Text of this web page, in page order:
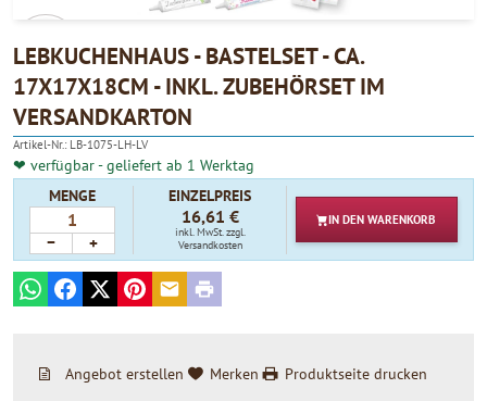
4.90
LEBKUCHENHAUS - BASTELSET - CA.
17X17X18CM - INKL. ZUBEHÖRSET IM
VERSANDKARTON
Artikel-Nr.: LB-1075-LH-LV
❤ verfügbar - geliefert ab 1 Werktag
MENGE
− +
EINZELPREIS
16,61 €
inkl. MwSt.zzgl.
Versandkosten
IN DEN WARENKORB
WhatsAppFacebook
X PinterestE-mailPrint
Angebot erstellen Merken Produktseite drucken